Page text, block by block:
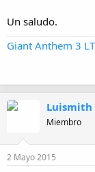
Un saludo.
Giant Anthem 3
Luismith
Miembro
2 Mayo 2015